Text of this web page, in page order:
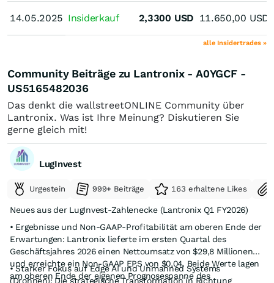
14.05.2025
14.05.2025 Insiderkauf 2,3300 USD 11.650,00 USD
alle Insidertrades »
Community Beiträge zu Lantronix - A0YGCF -
US5165482036
Das denkt die wallstreetONLINE Community über
Lantronix. Was ist Ihre Meinung? Diskutieren Sie
gerne gleich mit!
LugInvest
Urgestein 999+ Beiträge 163 erhaltene Likes
Neues aus der LugInvest-Zahlenecke (Lantronix Q1 FY2026)
• Ergebnisse und Non-GAAP-Profitabilität am oberen Ende der
Erwartungen: Lantronix lieferte im ersten Quartal des
Geschäftsjahres 2026 einen Nettoumsatz von $29,8 Millionen
und erreichte ein Non-GAAP EPS von $0,04. Beide Werte lagen
am oberen Ende der eigenen Prognosespanne des
• Starker Fokus auf Edge AI und Unmanned Systems
(Drohnen): Die strategische Transformation in Richtung